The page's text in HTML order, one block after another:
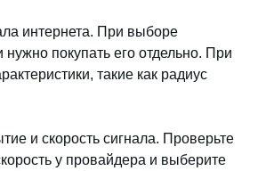
интернета. При выборе
покупать его отдельно. При
такие как радиус
и скорость сигнала. Проверьте
у провайдера и выберите